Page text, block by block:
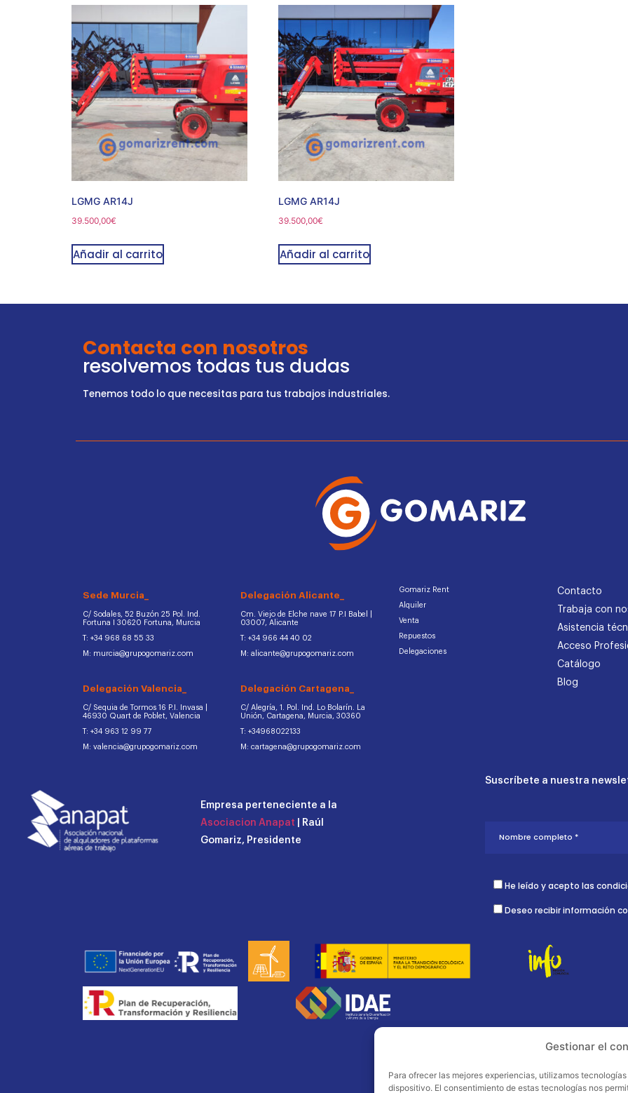
Gestionar el
Para ofrecer las mejores experiencias, utilizamos
dispositivo. El consentimiento de estas tecnologías nos
LGMG AR14J
39.500,00€
Añadir al carrito
LGMG AR14J
39.500,00€
Añadir al carrito
Contacta con nosotros
resolvemos todas tus dudas
Tenemos todo lo que necesitas para tus trabajos industriales.
Sede Murcia_
C/ Sodales, 52 Buzón 25 Pol. Ind.
Fortuna I 30620 Fortuna, Murcia
T: +34 968 68 55 33
M: murcia@grupogomariz.com
Delegación Valencia_
C/ Sequia de Tormos 16 P.I. Invasa |
46930 Quart de Poblet, Valencia
T: +34 963 12 99 77
M: valencia@grupogomariz.com
Delegación Alicante_
Cm. Viejo de Elche nave 17 P.I Babel |
03007, Alicante
T: +34 966 44 40 02
M: alicante@grupogomariz.com
Delegación Cartagena_
C/ Alegría, 1. Pol. Ind. Lo Bolarín. La
Unión, Cartagena, Murcia, 30360
T: +34968022133
M: cartagena@grupogomariz.com
Gomariz Rent
Alquiler
Venta
Repuestos
Delegaciones
Contacto
Trabaja con
Asistencia
Acceso
Catálogo
Blog
Empresa perteneciente a la
Asociacion Anapat | Raúl
Gomariz, Presidente
Suscríbete a nuestra
He leído y acepto las
Deseo recibir información